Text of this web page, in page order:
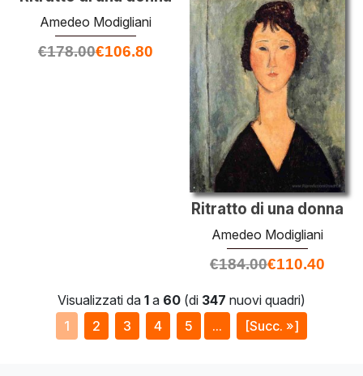
Amedeo Modigliani
€178.00€106.80
Ritratto di una donna
Amedeo Modigliani
€184.00€110.40
Visualizzati da 1 a 60 (di 347 nuovi quadri)
1
2 3 4 5 ... [Succ. »]